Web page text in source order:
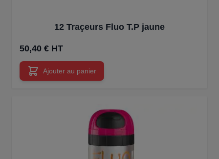
12 Traçeurs Fluo T.P jaune
50,40 € HT
Ajouter au panier